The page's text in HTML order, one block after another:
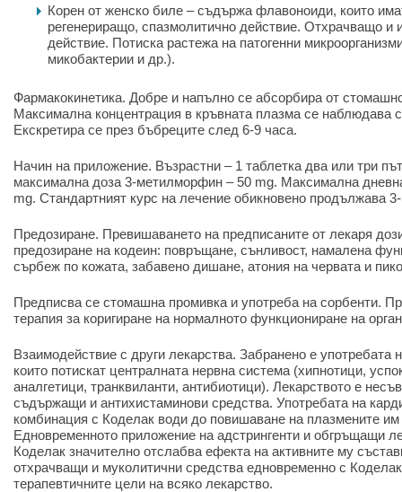
Корен от женско биле – съдържа флавоноиди, които
регенериращо, спазмолитично действие. Отхрачващо и
действие. Потиска растежа на патогенни
микобактерии и др.).
Фармакокинетика. Добре и напълно се абсорбира от
Максимална концентрация в кръвната плазма се наблюдава
Екскретира се през бъбреците след 6-9 часа.
Начин на приложение. Възрастни – 1 таблетка два или три
максимална доза 3-метилморфин – 50 mg. Максимална
mg. Стандартният курс на лечение обикновено продължава
Предозиране. Превишаването на предписаните от лекаря
предозиране на кодеин: повръщане, сънливост, намалена
сърбеж по кожата, забавено дишане, атония на червата и
Предписва се стомашна промивка и употреба на сорбенти.
терапия за коригиране на нормалното функциониране на
Взаимодействие с други лекарства. Забранено е употребата
които потискат централната нервна система (хипнотици,
аналгетици, транквиланти, антибиотици). Лекарството е
съдържащи и антихистаминови средства. Употребата на
комбинация с Коделак води до повишаване на плазмените им
Едновременното приложение на адстрингенти и обгръщащи
Коделак значително отслабва ефекта на активните му
отхрачващи и муколитични средства едновременно с
терапевтичните цели на всяко лекарство.